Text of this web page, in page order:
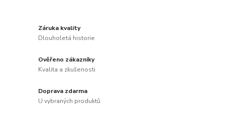
Záruka kvality
Dlouholetá historie
Ověřeno zákazníky
Kvalita a zkušenosti
Doprava zdarma
U vybraných produktů